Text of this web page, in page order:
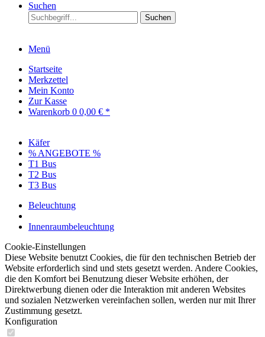
Suchen
Suchen
Menü
Startseite
Merkzettel
Mein Konto
Zur Kasse
Warenkorb 0 0,00 € *
Käfer
% ANGEBOTE %
T1 Bus
T2 Bus
T3 Bus
Beleuchtung
Innenraumbeleuchtung
Cookie-Einstellungen
Diese Website benutzt Cookies, die für den technischen Betrieb der
Website erforderlich sind und stets gesetzt werden. Andere Cookies,
die den Komfort bei Benutzung dieser Website erhöhen, der
Direktwerbung dienen oder die Interaktion mit anderen Websites
und sozialen Netzwerken vereinfachen sollen, werden nur mit Ihrer
Zustimmung gesetzt.
Konfiguration